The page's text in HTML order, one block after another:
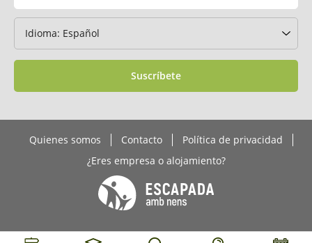
Suscríbete
Quienes somos Contacto
Política de privacidad
¿Eres empresa o alojamiento?